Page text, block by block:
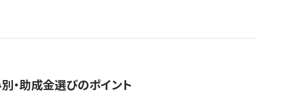
・助成金選びのポイント